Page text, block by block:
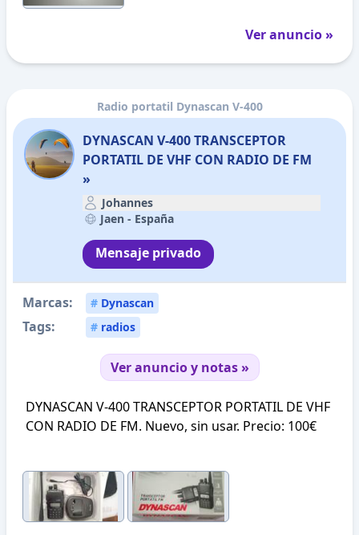
Ver anuncio »
Radio portatil Dynascan V-400
DYNASCAN V-400 TRANSCEPTOR
PORTATIL DE VHF CON RADIO DE FM
»
Johannes
Jaen - España
Mensaje privado
Marcas: # Dynascan
Tags: # radios
Ver anuncio y notas »
DYNASCAN V-400 TRANSCEPTOR PORTATIL DE VHF
CON RADIO DE FM. Nuevo, sin usar. Precio: 100€